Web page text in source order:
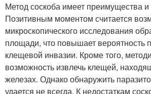
Метод соскоба имеет преимущества и
Позитивным моментом считается
микроскопического исследования
площади, что повышает вероятность
клещевой инвазии. Кроме того,
возможность извлечь клещей,
железах. Однако обнаружить
удается не всегда. К недостаткам